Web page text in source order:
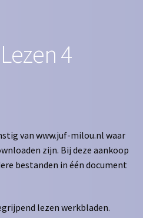
4
van www.juf-milou.nl waar
zijn. Bij deze aankoop
bestanden in één document
lezen werkbladen.